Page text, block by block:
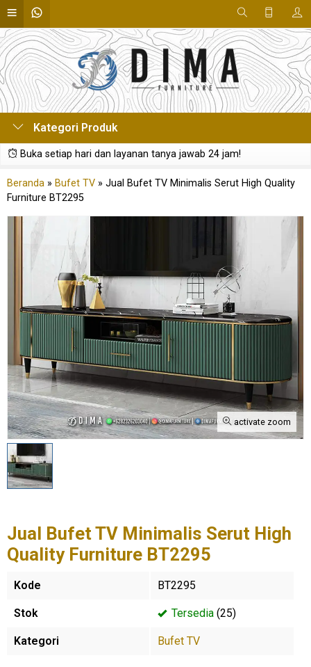
Kategori Produk
Buka setiap hari dan layanan tanya jawab 24 jam!
Beranda » Bufet TV » Jual Bufet TV Minimalis Serut High Quality
Furniture BT2295
activate zoom
Jual Bufet TV Minimalis Serut High
Quality Furniture BT2295
Kode BT2295
Stok Tersedia (25)
Kategori Bufet TV